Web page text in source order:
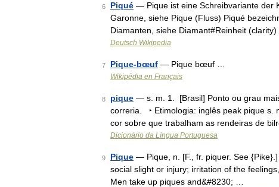
6 Piqué — Pique ist eine Schreibvariante der
Garonne, siehe Pique (Fluss) Piqué
Diamanten, siehe Diamant#Reinheit (clarity)
Deutsch Wikipedia
7 Pique-bœuf — Pique bœuf …
Wikipédia en Français
8 pique — s. m. 1. [Brasil] Ponto ou grau
correria. ‣ Etimologia: inglês peak pique s.
cor sobre que trabalham as rendeiras de
Dicionário da Língua Portuguesa
9 Pique — Pique, n. [F., fr. piquer. See
social slight or injury; irritation of the
Men take up piques and&#8230; …